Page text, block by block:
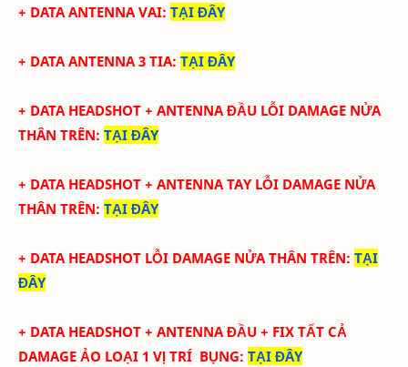
+ DATA ANTENNA VAI: TẠI ĐÂY
+ DATA ANTENNA 3 TIA: TẠI ĐÂY
+ DATA HEADSHOT + ANTENNA ĐẦU LỖI DAMAGE NỬA
THÂN TRÊN: TẠI ĐÂY
+ DATA HEADSHOT + ANTENNA TAY LỖI DAMAGE NỬA
THÂN TRÊN: TẠI ĐÂY
+ DATA HEADSHOT LỖI DAMAGE NỬA THÂN TRÊN: TẠI
ĐÂY
+ DATA HEADSHOT + ANTENNA ĐẦU + FIX TẤT CẢ
DAMAGE ẢO LOẠI 1 VỊ TRÍ BỤNG: TẠI ĐÂY